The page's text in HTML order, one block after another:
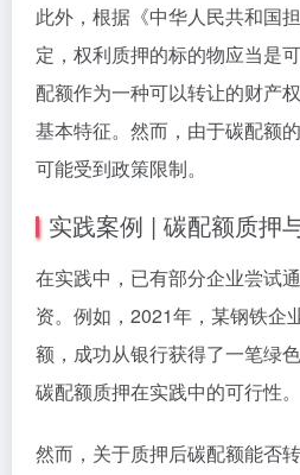
此外，根据《中华人民共和国
定，权利质押的标的物应当是
配额作为一种可以转让的财产
基本特征。然而，由于碳配额
可能受到政策限制。
实践案例 | 碳配额质押
在实践中，已有部分企业尝试
资。例如，2021年，某钢铁企
额，成功从银行获得了一笔绿
碳配额质押在实践中的可行性。
然而，关于质押后碳配额能否